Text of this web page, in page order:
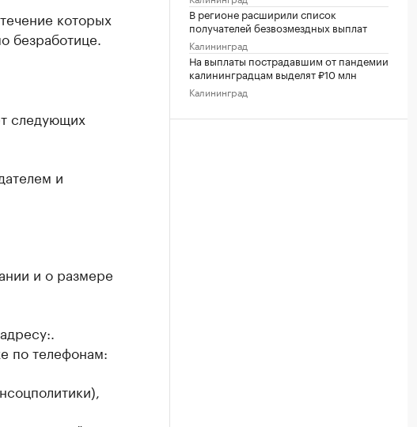
которых
безработице.
следующих
и
и о размере
по телефонам:
В регионе расширили список
получателей безвозмездных выплат
Калининград
На выплаты пострадавшим от пандемии
калининградцам выделят ₽10 млн
Калининград